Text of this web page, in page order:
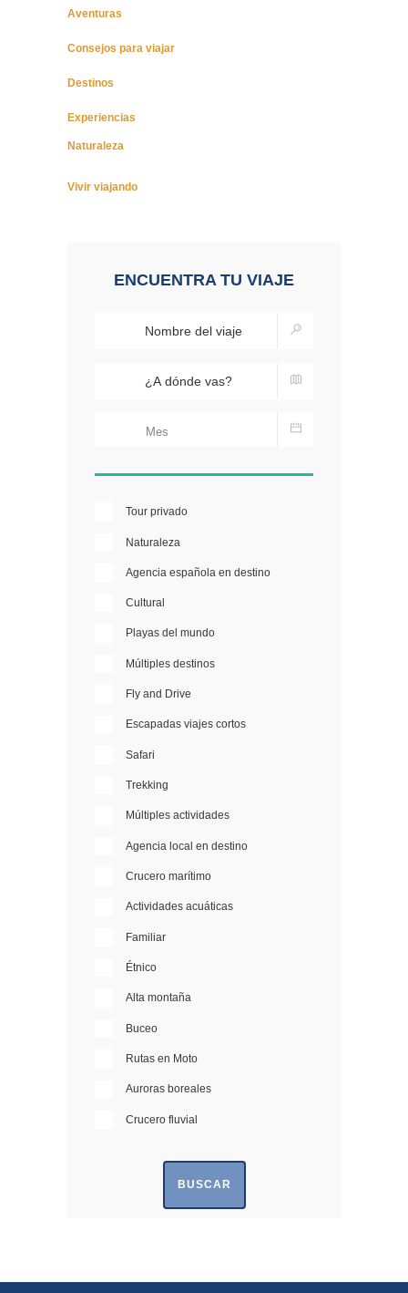
Aventuras
Consejos para viajar
Destinos
Experiencias
Naturaleza
Vivir viajando
ENCUENTRA TU VIAJE
Tour privado
Naturaleza
Agencia española en destino
Cultural
Playas del mundo
Múltiples destinos
Fly and Drive
Escapadas viajes cortos
Safari
Trekking
Múltiples actividades
Agencia local en destino
Crucero marítimo
Actividades acuáticas
Familiar
Étnico
Alta montaña
Buceo
Rutas en Moto
Auroras boreales
Crucero fluvial
BUSCAR